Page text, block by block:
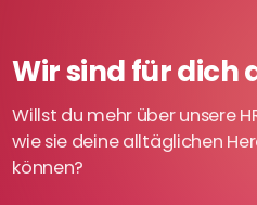
Wir sind für dich
Willst du mehr über unsere
wie sie deine alltäglichen
können?